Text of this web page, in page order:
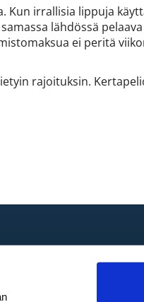
Kun irrallisia lippuja
lähdössä
ei peritä
rajoituksin.
Seuraa